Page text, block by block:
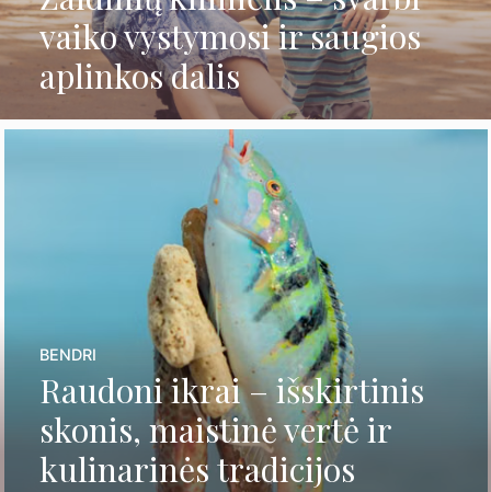
vaiko vystymosi ir saugios
aplinkos dalis
Raudoni ikrai – išskirtinis
skonis, maistinė vertė ir
kulinarinės tradicijos
BENDRI